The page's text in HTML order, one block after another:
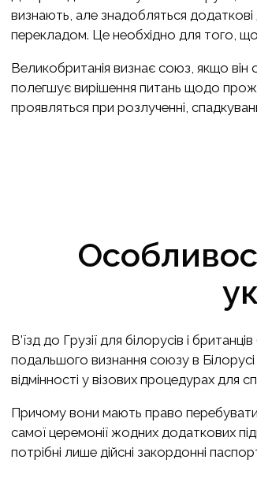
визнають, але знадобляться додаткові
перекладом. Це необхідно для того,
Великобританія визнає союз, якщо
полегшує вирішення питань щодо
проявляться при розлученні,
В’їзд до Грузії для білорусів і
подальшого визнання союзу в Білорусі
відмінності у візових процедурах для
Причому вони мають право
самої церемонії жодних додаткових
потрібні лише дійсні закордонні